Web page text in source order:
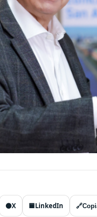
⚫X 🟦LinkedIn 🔗